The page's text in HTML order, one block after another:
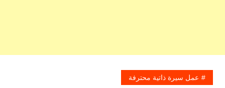
عمل سيرة ذاتية محترفة